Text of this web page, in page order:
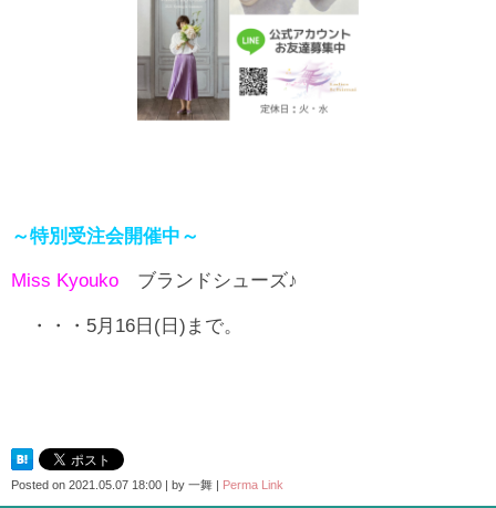
～特別受注会開催中～
Miss Kyouko ブランドシューズ♪
・・・5月16日(日)まで。
Posted on 2021.05.07 18:00 | by 一舞 | Perma Link